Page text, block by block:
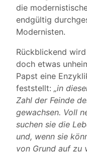
die
endgültig
Modernisten.
Rückblickend
doch etwas
Papst eine
feststellt: „in
Zahl der Feinde
gewachsen. Voll
suchen sie die
und, wenn sie
von Grund auf zu